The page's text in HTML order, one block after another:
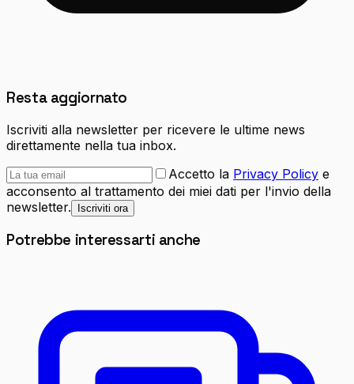
Resta aggiornato
Iscriviti alla newsletter per ricevere le ultime news
direttamente nella tua inbox.
Accetto la Privacy Policy e
acconsento al trattamento dei miei dati per l'invio della
newsletter.
Iscriviti ora
Potrebbe interessarti anche